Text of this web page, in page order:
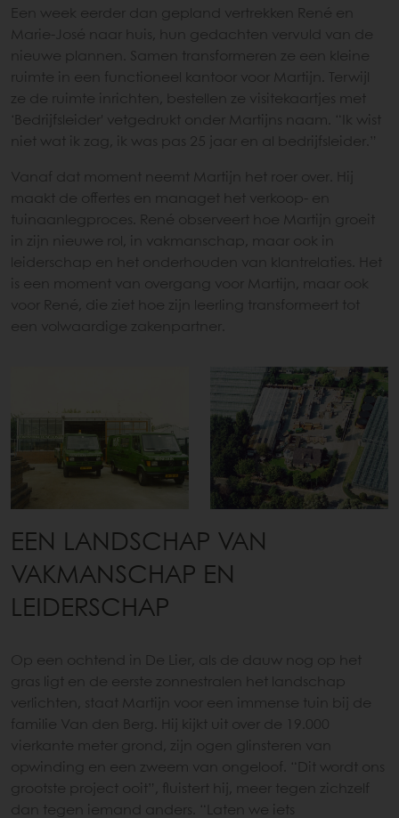
Een week eerder dan gepland vertrekken René en
Marie-José naar huis, hun gedachten vervuld van de
nieuwe plannen. Samen transformeren ze een kleine
ruimte in een functioneel kantoor voor Martijn. Terwijl
ze de ruimte inrichten, bestellen ze visitekaartjes met
‘Bedrijfsleider' vetgedrukt onder Martijns naam. “Ik wist
niet wat ik zag, ik was pas 25 jaar en al bedrijfsleider.”
Vanaf dat moment neemt Martijn het roer over. Hij
maakt de offertes en managet het verkoop- en
tuinaanlegproces. René observeert hoe Martijn groeit
in zijn nieuwe rol, in vakmanschap, maar ook in
leiderschap en het onderhouden van klantrelaties. Het
is een moment van overgang voor Martijn, maar ook
voor René, die ziet hoe zijn leerling transformeert tot
een volwaardige zakenpartner.
EEN LANDSCHAP VAN
VAKMANSCHAP EN
LEIDERSCHAP
Op een ochtend in De Lier, als de dauw nog op het
gras ligt en de eerste zonnestralen het landschap
verlichten, staat Martijn voor een immense tuin bij de
familie Van den Berg. Hij kijkt uit over de 19.000
vierkante meter grond, zijn ogen glinsteren van
opwinding en een zweem van ongeloof. “Dit wordt ons
grootste project ooit”, fluistert hij, meer tegen zichzelf
dan tegen iemand anders. “Laten we iets